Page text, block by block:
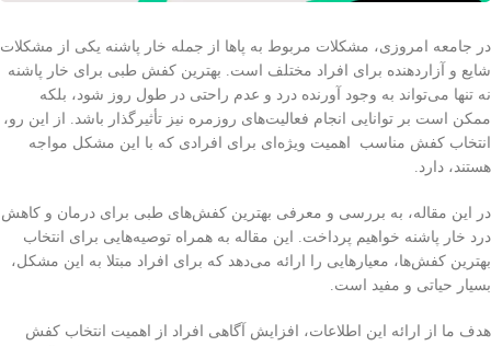
در جامعه امروزی، مشکلات مربوط به پاها از جمله خار پاشنه یکی از مشکلات
شایع و آزاردهنده برای افراد مختلف است. بهترین کفش طبی برای خار پاشنه
نه تنها می‌تواند به وجود آورنده درد و عدم راحتی در طول روز شود، بلکه
ممکن است بر توانایی انجام فعالیت‌های روزمره نیز تأثیرگذار باشد. از این رو،
انتخاب کفش مناسب اهمیت ویژه‌ای برای افرادی که با این مشکل مواجه
هستند، دارد.
در این مقاله، به بررسی و معرفی بهترین کفش‌های طبی برای درمان و کاهش
درد خار پاشنه خواهیم پرداخت. این مقاله به همراه توصیه‌هایی برای انتخاب
بهترین کفش‌ها، معیارهایی را ارائه می‌دهد که برای افراد مبتلا به این مشکل،
بسیار حیاتی و مفید است.
هدف ما از ارائه این اطلاعات، افزایش آگاهی افراد از اهمیت انتخاب کفش